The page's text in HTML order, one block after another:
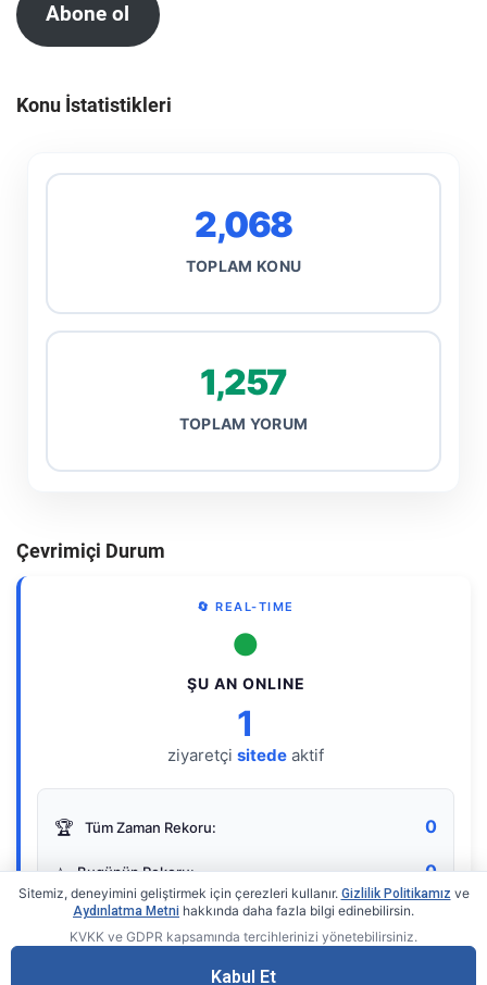
Abone ol
Konu İstatistikleri
2,068
TOPLAM KONU
1,257
TOPLAM YORUM
Çevrimiçi Durum
🔄 REAL-TIME
●
ŞU AN ONLINE
1
ziyaretçi sitede aktif
🏆 Tüm Zaman Rekoru: 0
⭐ Bugünün Rekoru: 0
Gerçek zamanlı sayaç
Sitemiz, deneyimini geliştirmek için çerezleri kullanır. Gizlilik Politikamız ve
Aydınlatma Metni hakkında daha fazla bilgi edinebilirsin.
KVKK ve GDPR kapsamında tercihlerinizi yönetebilirsiniz.
Kabul Et